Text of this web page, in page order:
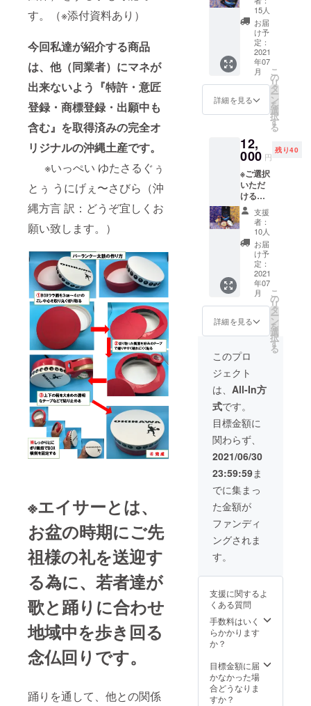
す。（※添付資料あり）
今回私達が紹介する商品
は、他（同業者）にマネが
出来ないよう『特許・意匠
登録・商標登録・出願中も
含む』を取得済みの完全オ
リジナルの沖縄土産です。
※いっぺい ゆたさるぐぅ
とぅ うにげぇ〜さびら（沖
縄方言 訳：どうぞ宜しくお
願い致します。）
※エイサーとは、
お盆の時期にご先
祖様の礼を送迎す
る為に、若者達が
歌と踊りに合わせ
地域中を歩き回る
念仏回りです。
踊りを通して、他との関係
いま
す。 A
コー
ス
or B
コース
【Aコー
ス】 ①
お礼文
（感謝
状） ②
ンクー
BOX（
バチ付
き）×１
SET ③
泡盛ボ
トルカ
バー
（紅
型）
×1SET
LOVE T
シャツ
（白or
黑（S・
M・
L））×1
『Tシャ
ツのカ
ラーと
サイズ
をご記
載くだ
さい』
⑤花笠
寿(ﾊﾅｶ
ｻ〜
ｼﾞｭ)×1
コ ⑥沖
縄菓子
（ちん
すこ
う）
ス】 ①
お礼文
（感謝
状） ②
パーラ
ンクー
き）×１
SET ③
泡盛ボ
15人
お届
け予
定：
2021
年07
月
詳細を見る
こ
の
リ
タ
ー
ン
を
選
択
す
る
12,
000 円
残り40
※ご選択
いただ
けるリ
ターン
がござ
いま
す。
（Aコー
ス
or B
コー
ス）
【Aコー
ス】 ①
お礼文
（感謝
状） ②
パーラ
ンクー
BOX（
バチ付
き）×１
SET ③
泡盛ボ
トルカ
バー
（紅
型）
×1SET
④琉球
人形
(ケース
入り)×1
体 ⑤I
（白or
M・
L））×1
枚
『Tシャ
ツのカ
サイズ
をご記
載くだ
さい』
支援
者：
10人
お届
け予
定：
2021
年07
月
詳細を見る
こ
の
リ
タ
ー
ン
を
選
択
す
る
このプロ
ジェクト
は、 All-In方
式です。
目標金額に
関わらず、
2021/06/30
23:59:59ま
でに集まっ
た金額が
ファンディ
ングされま
す。
支援に関するよ
くある質問
手数料はいく
らかかります
か？
目標金額に届
かなかった場
合どうなりま
すか？